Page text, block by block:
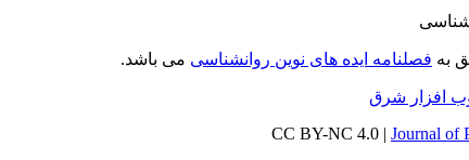
به فصلنامه ایده های نوین روانشناسی می باشد.
افزار شرق
Journal of